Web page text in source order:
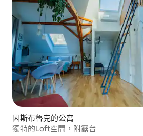
因斯布魯克的公寓
獨特的Loft空間，附露台